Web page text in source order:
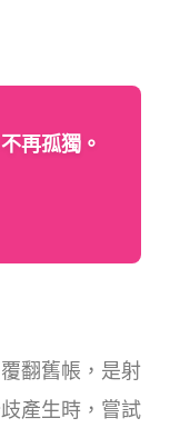
再孤獨。
翻舊帳，是射
產生時，嘗試